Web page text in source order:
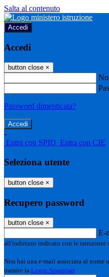
Salta al contenuto
Accedi
Accedi
button close ×
Password dimenticata?
-
Entra con SPID Entra con CIE
Seleziona utente
button close ×
Recupero password
button close ×
E-
all'indirizzo indicato con le istruzioni
Non hai una e-mail associata al nome
tramite la Login Spaggiari